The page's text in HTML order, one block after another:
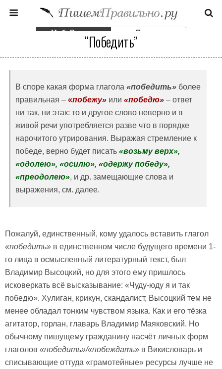
Моб. Версия Полная
“Победить”
В споре какая форма глагола «победить» более
правильная – «побежу» или «победю» – ответ
ни так, ни этак: то и другое слово неверно и в
живой речи употребляется разве что в порядке
нарочитого утрирования. Выражая стремление к
победе, верно будет писать «возьму верх»,
«одолею», «осилю», «одержу победу»,
«преодолею», и др. замещающие слова и
выражения, см. далее.
Пожалуй, единственный, кому удалось вставить глагол
«победить» в единственном числе будущего времени 1-
го лица в осмысленный литературный текст, был
Владимир Высоцкий, но для этого ему пришлось
исковеркать всё высказывание: «Чуду-юду я и так
победю». Хулиган, крикун, скандалист, Высоцкий тем не
менее обладал тонким чувством языка. Как и его тёзка
агитатор, горлан, главарь Владимир Маяковский. Но
обычному пишущему гражданину насчёт личных форм
глаголов «победить»/«побеждать» в Викисловарь и
списывающие оттуда «грамотейные» ресурсы лучше не